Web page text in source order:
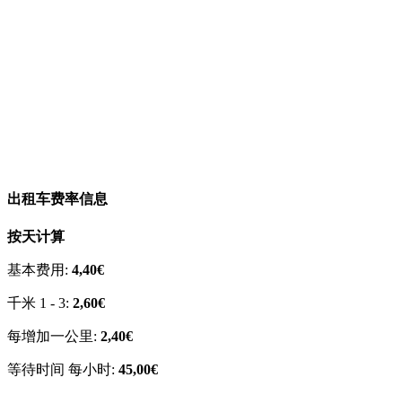
出租车费率信息
按天计算
基本费用: 4,40€
千米 1 - 3: 2,60€
每增加一公里: 2,40€
等待时间 每小时: 45,00€